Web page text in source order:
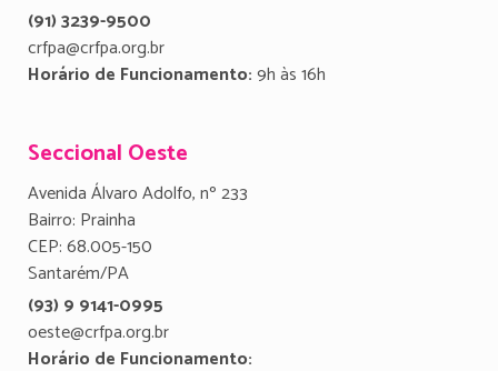
(91) 3239-9500
crfpa@crfpa.org.br
Horário de Funcionamento:9h às 16h
Seccional Oeste
Avenida Álvaro Adolfo, nº 233
Bairro: Prainha
CEP: 68.005-150
Santarém/PA
(93) 9 9141-0995
oeste@crfpa.org.br
Horário de Funcionamento: